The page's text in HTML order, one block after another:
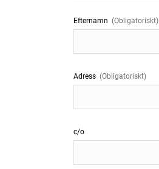
Efternamn (Obligatoriskt)
Adress (Obligatoriskt)
c/o